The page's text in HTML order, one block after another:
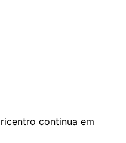
continua em